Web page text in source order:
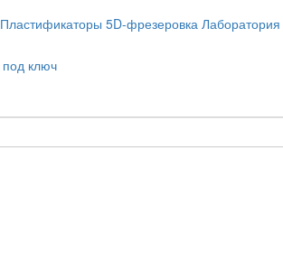
Пластификаторы 5D-фрезеровка Лаборатория